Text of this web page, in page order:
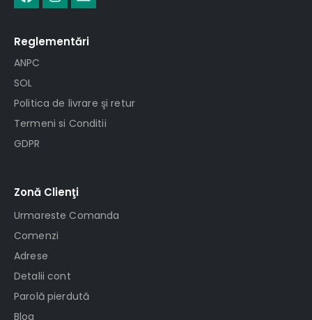
Reglementări
ANPC
SOL
Politica de livrare şi retur
Termeni si Conditii
GDPR
Zonă Clienţi
Urmareste Comanda
Comenzi
Adrese
Detalii cont
Parolă pierdută
Blog